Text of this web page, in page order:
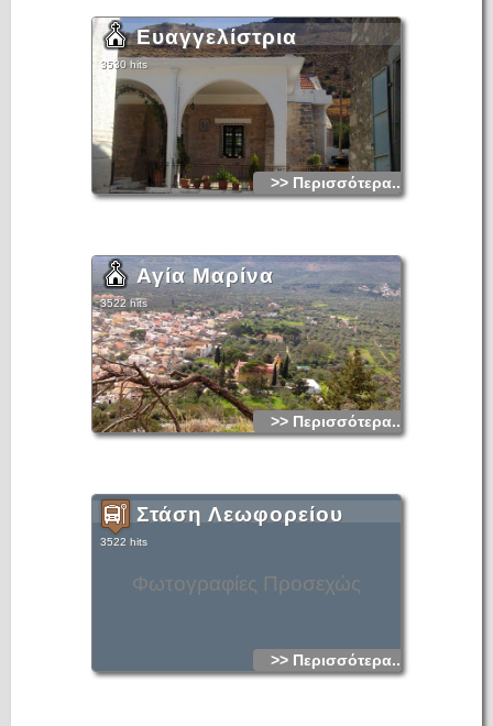
Ευαγγελίστρια
3530 hits
>> Περισσότερα...
Αγία Μαρίνα
3522 hits
>> Περισσότερα...
Φωτογραφίες Προσεχώς
Στάση Λεωφορείου
3522 hits
>> Περισσότερα...